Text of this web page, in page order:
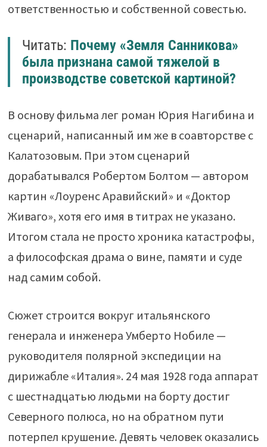
ответственностью и собственной совестью.
Читать: Почему «Земля Санникова»
была признана самой тяжелой в
производстве советской картиной?
В основу фильма лег роман Юрия Нагибина и
сценарий, написанный им же в соавторстве с
Калатозовым. При этом сценарий
дорабатывался Робертом Болтом — автором
картин «Лоуренс Аравийский» и «Доктор
Живаго», хотя его имя в титрах не указано.
Итогом стала не просто хроника катастрофы,
а философская драма о вине, памяти и суде
над самим собой.
Сюжет строится вокруг итальянского
генерала и инженера Умберто Нобиле —
руководителя полярной экспедиции на
дирижабле «Италия». 24 мая 1928 года аппарат
с шестнадцатью людьми на борту достиг
Северного полюса, но на обратном пути
потерпел крушение. Девять человек оказались